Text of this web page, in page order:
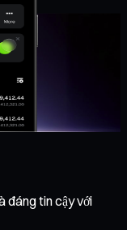
đáng tin cậy với